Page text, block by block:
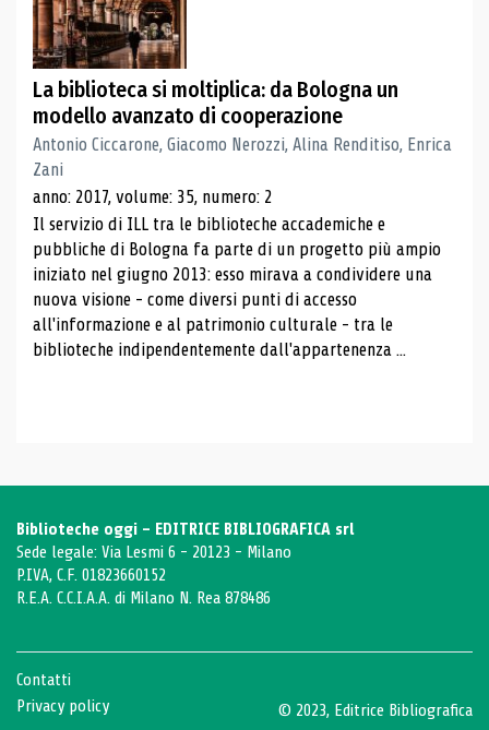
La biblioteca si moltiplica: da Bologna un
modello avanzato di cooperazione
Antonio Ciccarone, Giacomo Nerozzi, Alina Renditiso, Enrica
Zani
anno: 2017, volume: 35, numero: 2
Il servizio di ILL tra le biblioteche accademiche e
pubbliche di Bologna fa parte di un progetto più ampio
iniziato nel giugno 2013: esso mirava a condividere una
nuova visione - come diversi punti di accesso
all'informazione e al patrimonio culturale - tra le
biblioteche indipendentemente dall'appartenenza ...
Biblioteche oggi - EDITRICE BIBLIOGRAFICA srl
Sede legale: Via Lesmi 6 - 20123 - Milano
P.IVA, C.F. 01823660152
R.E.A. C.C.I.A.A. di Milano N. Rea 878486
Contatti
Privacy policy
© 2023, Editrice Bibliografica